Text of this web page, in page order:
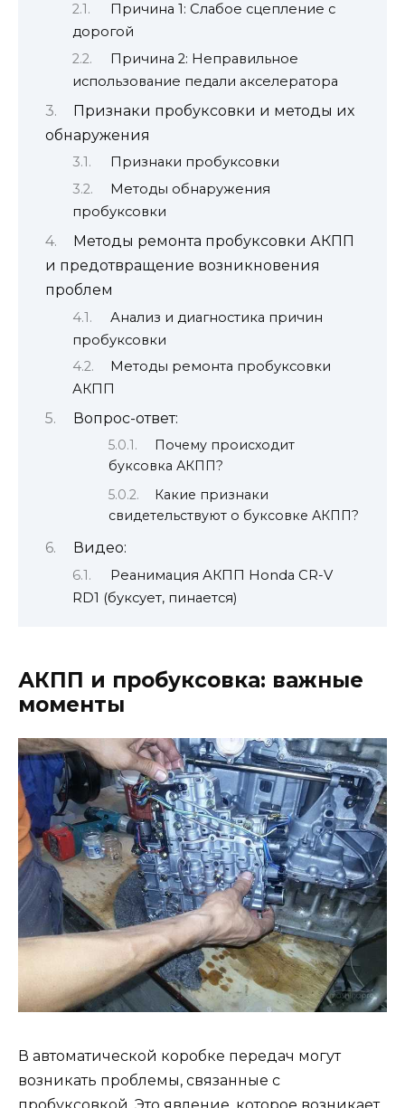
Причина 1: Слабое сцепление с
дорогой
Причина 2: Неправильное
использование педали акселератора
Признаки пробуксовки и методы их
обнаружения
Признаки пробуксовки
Методы обнаружения
пробуксовки
Методы ремонта пробуксовки АКПП
и предотвращение возникновения
проблем
Анализ и диагностика причин
пробуксовки
Методы ремонта пробуксовки
АКПП
Вопрос-ответ:
Почему происходит
буксовка АКПП?
Какие признаки
свидетельствуют о буксовке АКПП?
Видео:
Реанимация АКПП Honda CR-V
RD1 (буксует, пинается)
АКПП и пробуксовка: важные
моменты
В автоматической коробке передач могут
возникать проблемы, связанные с
пробуксовкой. Это явление, которое возникает